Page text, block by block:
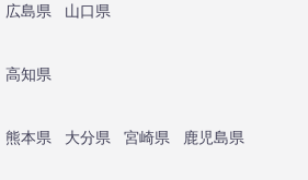
広島県
山口県
高知県
熊本県 大分県 宮崎県
鹿児島県